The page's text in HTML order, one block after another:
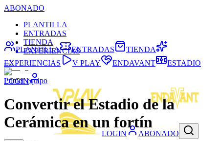
ABONADO
PLANTILLA
ENTRADAS
TIENDA
EXPERIENCIAS
LOGIN
LOGIN ABONADO
PLANTILLA ENTRADAS
TIENDA
EXPERIENCIAS
V PLAY ENDAVANT ESTADIO
Primer equipo
Convertir el Estadio de la
Cerámica en un fortín